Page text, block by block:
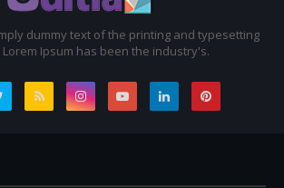
dummy text of the printing and typesetting
Ipsum has been the industry's.